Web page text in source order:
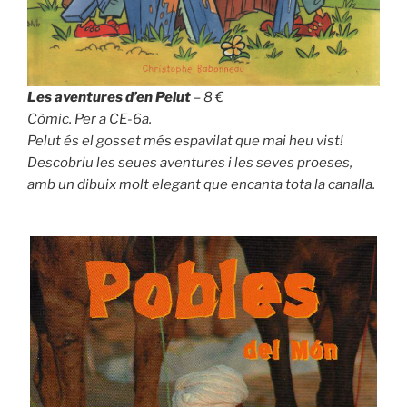
Les aventures d’en Pelut – 8 €
Còmic. Per a CE-6a.
Pelut és el gosset més espavilat que mai heu vist!
Descobriu les seues aventures i les seves proeses,
amb un dibuix molt elegant que encanta tota la canalla.